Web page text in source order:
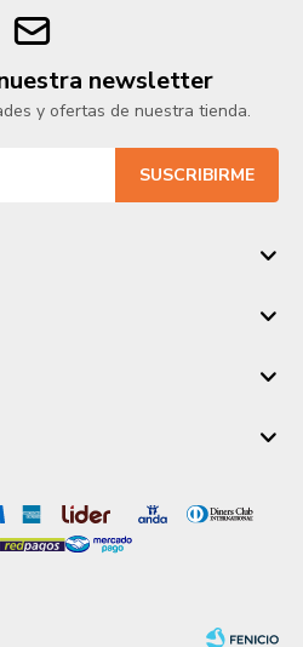
newsletter
y ofertas de nuestra tienda.
SUSCRIBIRME